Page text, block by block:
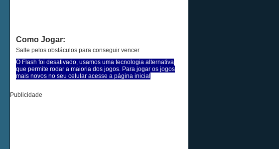
Como Jogar:
Salte pelos obstáculos para conseguir vencer
O Flash foi desativado, usamos uma tecnologia alternativa
que permite rodar a maioria dos jogos. Para jogar os jogos
mais novos no seu celular acesse a página inicial
Publicidade